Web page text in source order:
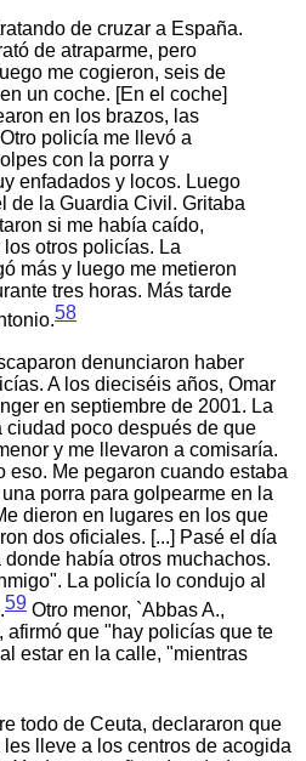
de cruzar a España.
de atraparme, pero
me cogieron, seis de
un coche. [En el coche]
en los brazos, las
policía me llevó a
con la porra y
enfadados y locos. Luego
de la Guardia Civil. Gritaba
si me había caído,
otros policías. La
más y luego me metieron
tres horas. Más tarde
58
denunciaron haber
A los dieciséis años, Omar
en septiembre de 2001. La
poco después de que
y me llevaron a comisaría.
eso. Me pegaron cuando estaba
porra para golpearme en la
dieron en lugares en los que
dos oficiales. [...] Pasé el día
había otros muchachos.
La policía lo condujo al
59 Otro menor, `Abbas A.,
que "hay policías que te
estar en la calle, "mientras
todo de Ceuta, declararon que
lleve a los centros de acogida